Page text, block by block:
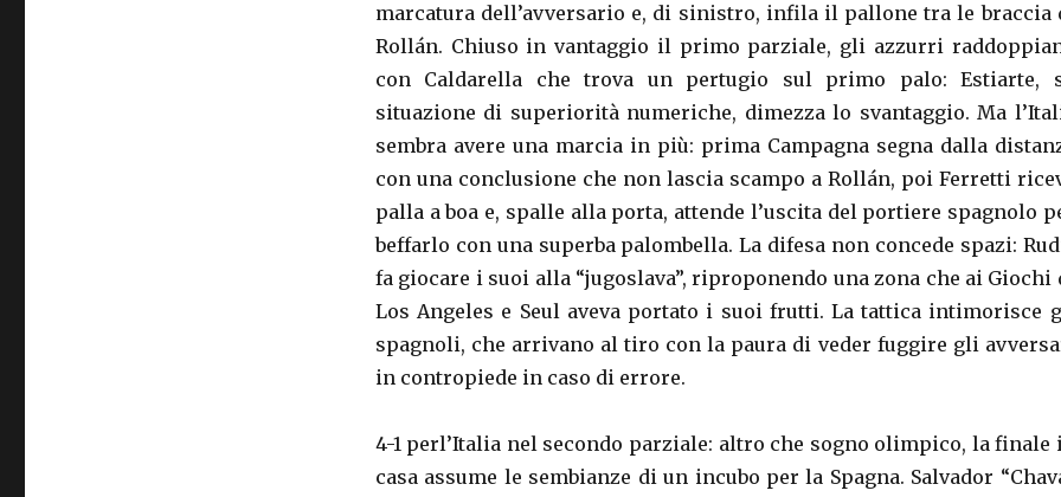
marcatura dell’avversario e, di sinistro, infila il pallone tra le braccia
Rollán. Chiuso in vantaggio il primo parziale, gli azzurri
con Caldarella che trova un pertugio sul primo palo: Estiarte,
situazione di superiorità numeriche, dimezza lo svantaggio. Ma
sembra avere una marcia in più: prima Campagna segna dalla
con una conclusione che non lascia scampo a Rollán, poi Ferretti
palla a boa e, spalle alla porta, attende l’uscita del portiere spagnolo
beffarlo con una superba palombella. La difesa non concede spazi:
fa giocare i suoi alla “jugoslava”, riproponendo una zona che ai Giochi
Los Angeles e Seul aveva portato i suoi frutti. La tattica intimorisce
spagnoli, che arrivano al tiro con la paura di veder fuggire gli
in contropiede in caso di errore.
4-1 perl’Italia nel secondo parziale: altro che sogno olimpico, la finale
casa assume le sembianze di un incubo per la Spagna. Salvador